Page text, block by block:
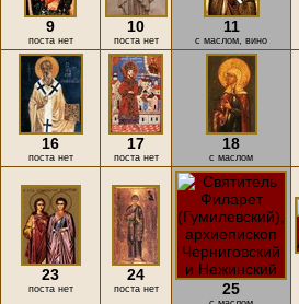
9
поста нет
10
поста нет
11
с маслом, вино
16
поста нет
17
поста нет
18
с маслом
23
поста нет
24
поста нет 25